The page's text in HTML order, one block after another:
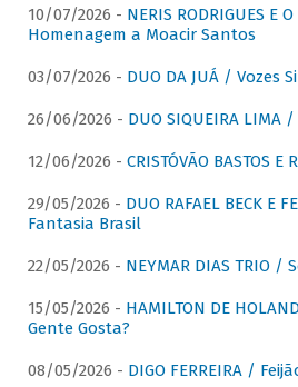
10/07/2026 - NERIS RODRIGUES E
Homenagem a Moacir Santos
03/07/2026 - DUO DA JUÁ / Vozes
26/06/2026 - DUO SIQUEIRA LIMA
12/06/2026 - CRISTÓVÃO BASTOS E
29/05/2026 - DUO RAFAEL BECK E
Fantasia Brasil
22/05/2026 - NEYMAR DIAS TRIO /
15/05/2026 - HAMILTON DE
Gente Gosta?
08/05/2026 - DIGO FERREIRA /